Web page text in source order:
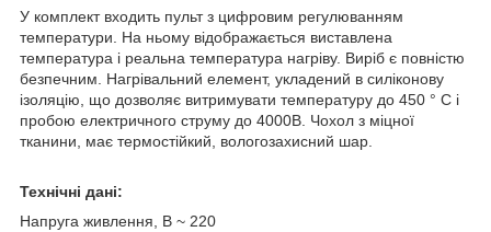
У комплект входить пульт з цифровим регулюванням
температури. На ньому відображається виставлена ​​
температура і реальна температура нагріву. Виріб є повністю
безпечним. Нагрівальний елемент, укладений в силіконову
ізоляцію, що дозволяє витримувати температуру до 450 ° C і
пробою електричного струму до 4000В. Чохол з міцної
тканини, має термостійкий, вологозахисний шар.
Технічні дані:
Напруга живлення, В ~ 220